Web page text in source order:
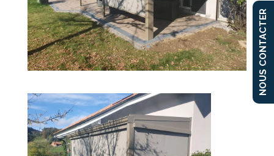
NOUS CONTACTER